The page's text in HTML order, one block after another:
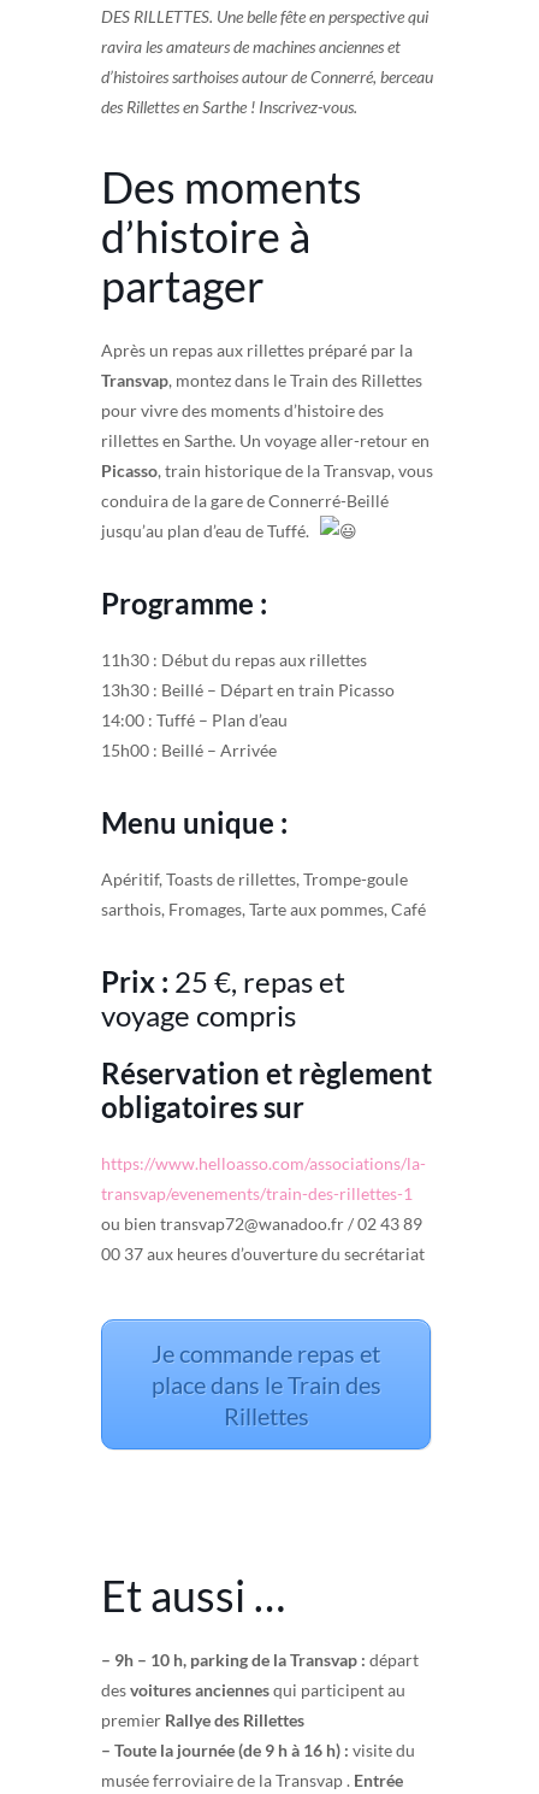
DES RILLETTES. Une belle fête en perspective qui
ravira les amateurs de machines anciennes et
d’histoires sarthoises autour de Connerré, berceau
des Rillettes en Sarthe ! Inscrivez-vous.
Des moments
d’histoire à
partager
Après un repas aux rillettes préparé par la
Transvap, montez dans le Train des Rillettes
pour vivre des moments d’histoire des
rillettes en Sarthe. Un voyage aller-retour en
Picasso, train historique de la Transvap, vous
conduira de la gare de Connerré-Beillé
jusqu’au plan d’eau de Tuffé.
Programme :
11h30 : Début du repas aux rillettes
13h30 : Beillé – Départ en train Picasso
14:00 : Tuffé – Plan d’eau
15h00 : Beillé – Arrivée
Menu unique :
Apéritif, Toasts de rillettes, Trompe-goule
sarthois, Fromages, Tarte aux pommes, Café
Prix : 25 €, repas et
voyage compris
Réservation et règlement
obligatoires sur
https://www.helloasso.com/associations/la-
transvap/evenements/train-des-rillettes-1
ou bien transvap72@wanadoo.fr / 02 43 89
00 37 aux heures d’ouverture du secrétariat
Je commande repas et
place dans le Train des
Rillettes
Et aussi …
– 9h – 10 h, parking de la Transvap : départ
desvoitures anciennesqui participent au
premier Rallye des Rillettes
– Toute la journée (de 9 h à 16 h) : visite du
musée ferroviaire de la Transvap . Entrée